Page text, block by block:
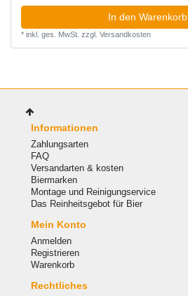
In den Warenkorb
* inkl. ges. MwSt. zzgl. Versandkosten
Informationen
Zahlungsarten
FAQ
Versandarten & kosten
Biermarken
Montage und Reinigungservice
Das Reinheitsgebot für Bier
Mein Konto
Anmelden
Registrieren
Warenkorb
Rechtliches